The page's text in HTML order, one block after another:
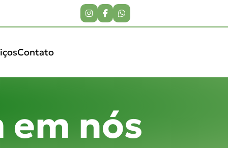
Contato
nós